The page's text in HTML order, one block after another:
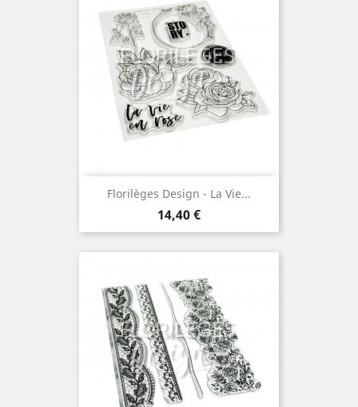
Florilèges Design - La Vie...
Prix
14,40 €